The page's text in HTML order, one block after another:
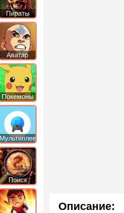
Описание:
Пираты
Карибского
Моря
Аватар
легенда об
Аанге
Покемоны
Мультиплеер
Поиск
предметов